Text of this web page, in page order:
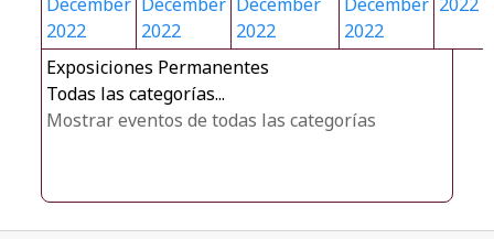
2022
2022
2022
2022
Exposiciones Permanentes
Todas las categorías...
Mostrar eventos de todas las categorías